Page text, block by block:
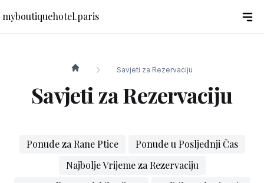
myboutiquehotel.paris
myboutiquehotel.paris
Savjeti za Rezervaciju
Savjeti za Rezervaciju
Ponude za Rane Ptice
Ponude u Posljednji Čas
Najbolje Vrijeme za Rezervaciju